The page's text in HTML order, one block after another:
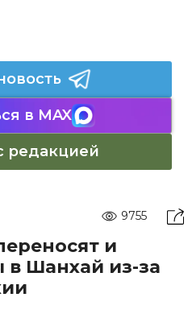
в MAX
редакцией
9755
и
Шанхай из-за